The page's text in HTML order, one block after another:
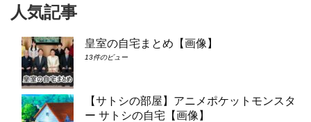
人気記事
皇室の自宅まとめ【画像】
13件のビュー
【サトシの部屋】アニメポケットモンスタ
ー サトシの自宅【画像】